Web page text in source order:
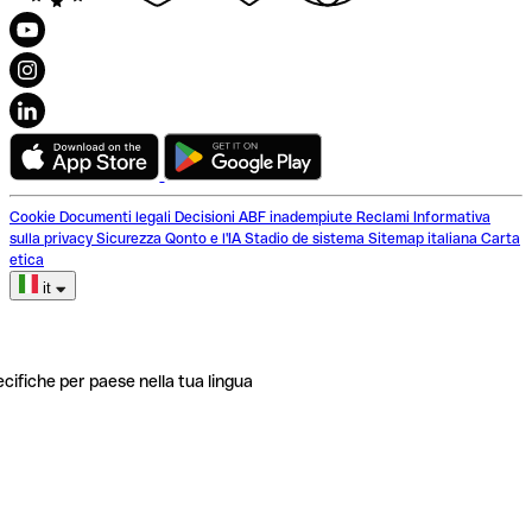
Cookie Documenti legali Decisioni ABF inadempiute Reclami Informativa
sulla privacy Sicurezza Qonto e l'IA Stadio de sistema Sitemap italiana Carta
etica
it
per paese nella tua lingua